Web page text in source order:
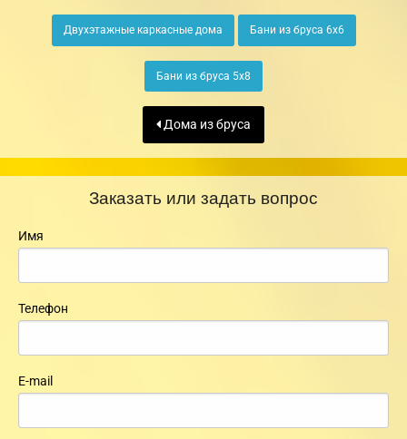
Двухэтажные каркасные дома Бани из бруса 6х6
Бани из бруса 5х8
Дома из бруса
Заказать или задать вопрос
Имя
Телефон
E-mail